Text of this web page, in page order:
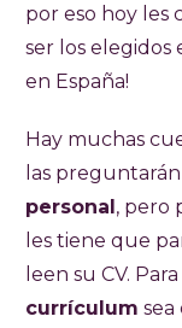
por eso hoy les
ser los
en España!
Hay muchas
las
personal, pero
les tiene que
leen su CV.
currículum sea